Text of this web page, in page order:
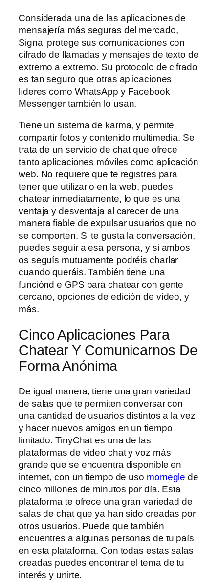
Considerada una de las aplicaciones de
mensajería más seguras del mercado,
Signal protege sus comunicaciones con
cifrado de llamadas y mensajes de texto de
extremo a extremo. Su protocolo de cifrado
es tan seguro que otras aplicaciones
líderes como WhatsApp y Facebook
Messenger también lo usan.
Tiene un sistema de karma, y permite
compartir fotos y contenido multimedia. Se
trata de un servicio de chat que ofrece
tanto aplicaciones móviles como aplicación
web. No requiere que te registres para
tener que utilizarlo en la web, puedes
chatear inmediatamente, lo que es una
ventaja y desventaja al carecer de una
manera fiable de expulsar usuarios que no
se comporten. Si te gusta la conversación,
puedes seguir a esa persona, y si ambos
os seguís mutuamente podréis charlar
cuando queráis. También tiene una
funciónd e GPS para chatear con gente
cercano, opciones de edición de vídeo, y
más.
Cinco Aplicaciones Para
Chatear Y Comunicarnos De
Forma Anónima
De igual manera, tiene una gran variedad
de salas que te permiten conversar con
una cantidad de usuarios distintos a la vez
y hacer nuevos amigos en un tiempo
limitado. TinyChat es una de las
plataformas de video chat y voz más
grande que se encuentra disponible en
internet, con un tiempo de uso momegle de
cinco millones de minutos por día. Esta
plataforma te ofrece una gran variedad de
salas de chat que ya han sido creadas por
otros usuarios. Puede que también
encuentres a algunas personas de tu país
en esta plataforma. Con todas estas salas
creadas puedes encontrar el tema de tu
interés y unirte.